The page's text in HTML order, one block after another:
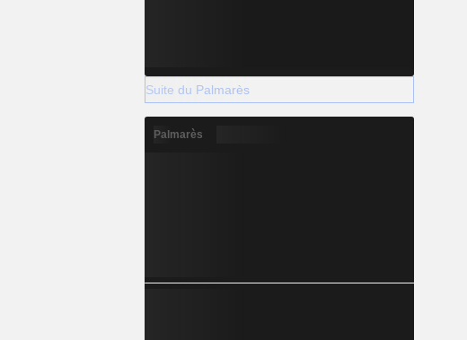
Suite du Palmarès
Palmarès